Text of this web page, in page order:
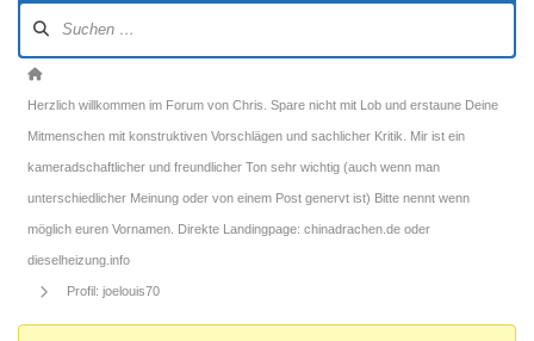
Navigation
Forum-
Breadcrumbs
-
Du
bist
hier:
Herzlich willkommen im Forum von Chris. Spare nicht mit Lob und erstaune Deine
Mitmenschen mit konstruktiven Vorschlägen und sachlicher Kritik. Mir ist ein
kameradschaftlicher und freundlicher Ton sehr wichtig (auch wenn man
unterschiedlicher Meinung oder von einem Post genervt ist) Bitte nennt wenn
möglich euren Vornamen. Direkte Landingpage: chinadrachen.de oder
dieselheizung.info
Profil: joelouis70